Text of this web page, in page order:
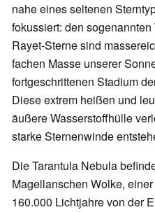
nahe eines seltenen
fokussiert: den
Rayet-Sterne sind
fachen Masse unserer
fortgeschrittenen Stadium
Diese extrem heißen und
äußere Wasserstoffhülle
starke Sternenwinde
Die Tarantula Nebula
Magellanschen Wolke,
160.000 Lichtjahre von der